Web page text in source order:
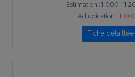
Estimation : 1 000 - 1
Adjudication : 1
Fiche détaillée